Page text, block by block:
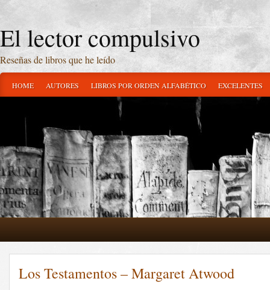
El lector compulsivo
Reseñas de libros que he leído
HOME AUTORES LIBROS POR ORDEN ALFABÉTICO EXCELENTES
Los Testamentos – Margaret Atwood